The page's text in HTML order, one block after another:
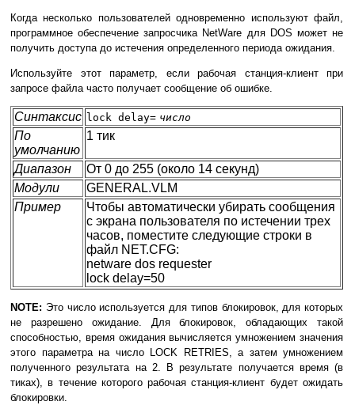
Когда несколько пользователей одновременно используют файл,
программное обеспечение запросчика NetWare для DOS может не
получить доступа до истечения определенного периода ожидания.
Используйте этот параметр, если рабочая станция-клиент при
запросе файла часто получает сообщение об ошибке.
Синтаксис lock delay= число
По
умолчанию
1 тик
Диапазон
От 0 до 255 (около 14 секунд)
Модули
GENERAL.VLM
Пример
Чтобы автоматически убирать сообщения
с экрана пользователя по истечении трех
часов, поместите следующие строки в
файл NET.CFG:
netware dos requester
lock delay=50
NOTE: Это число используется для типов блокировок, для которых
не разрешено ожидание. Для блокировок, обладающих такой
способностью, время ожидания вычисляется умножением значения
этого параметра на число LOCK RETRIES, а затем умножением
полученного результата на 2. В результате получается время (в
тиках), в течение которого рабочая станция-клиент будет ожидать
блокировки.